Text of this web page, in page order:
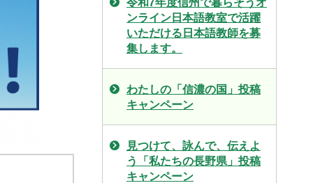
令和7年度信州で暮らそうオ
ンライン日本語教室で活躍
いただける日本語教師を募
集します。
わたしの「信濃の国」投稿
キャンペーン
見つけて、詠んで、伝えよ
う「私たちの長野県」投稿
キャンペーン